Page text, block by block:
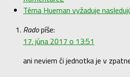
Téma Hueman vyžaduje
Radopíše:
17. júna 2017 o 13:51
ani neviem či jednotka je v